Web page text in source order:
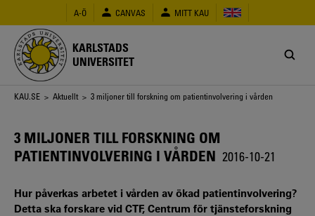
huvudinnehåll
A-Ö CANVAS MITT KAU
KARLSTADS
UNIVERSITET
Länkstig
KAU.SE > Aktuellt > 3 miljoner till forskning om patientinvolvering i vården
3 MILJONER TILL FORSKNING OM
PATIENTINVOLVERING I VÅRDEN 2016-10-21
Hur påverkas arbetet i vården av ökad patientinvolvering?
Detta ska forskare vid CTF, Centrum för tjänsteforskning